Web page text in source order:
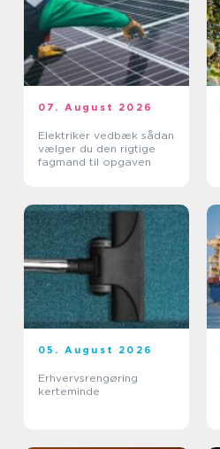
07. August 2026
Elektriker vedbæk sådan
vælger du den rigtige
fagmand til opgaven
05. August 2026
Erhvervsrengøring
kerteminde